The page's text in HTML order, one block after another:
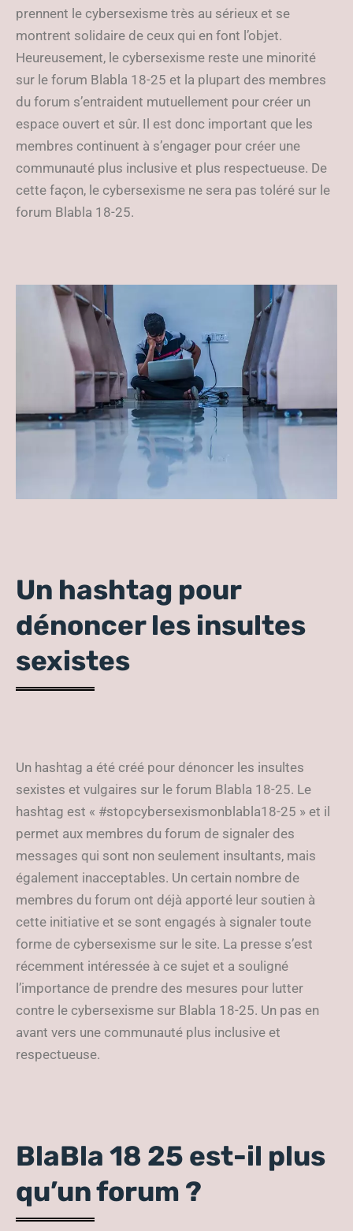
prennent le cybersexisme très au sérieux et se
montrent solidaire de ceux qui en font l’objet.
Heureusement, le cybersexisme reste une minorité
sur le forum Blabla 18-25 et la plupart des membres
du forum s’entraident mutuellement pour créer un
espace ouvert et sûr. Il est donc important que les
membres continuent à s’engager pour créer une
communauté plus inclusive et plus respectueuse. De
cette façon, le cybersexisme ne sera pas toléré sur le
forum Blabla 18-25.
Un hashtag pour
dénoncer les insultes
sexistes
Un hashtag a été créé pour dénoncer les insultes
sexistes et vulgaires sur le forum Blabla 18-25. Le
hashtag est « #stopcybersexismonblabla18-25 » et il
permet aux membres du forum de signaler des
messages qui sont non seulement insultants, mais
également inacceptables. Un certain nombre de
membres du forum ont déjà apporté leur soutien à
cette initiative et se sont engagés à signaler toute
forme de cybersexisme sur le site. La presse s’est
récemment intéressée à ce sujet et a souligné
l’importance de prendre des mesures pour lutter
contre le cybersexisme sur Blabla 18-25. Un pas en
avant vers une communauté plus inclusive et
respectueuse.
BlaBla 18 25 est-il plus
qu’un forum ?